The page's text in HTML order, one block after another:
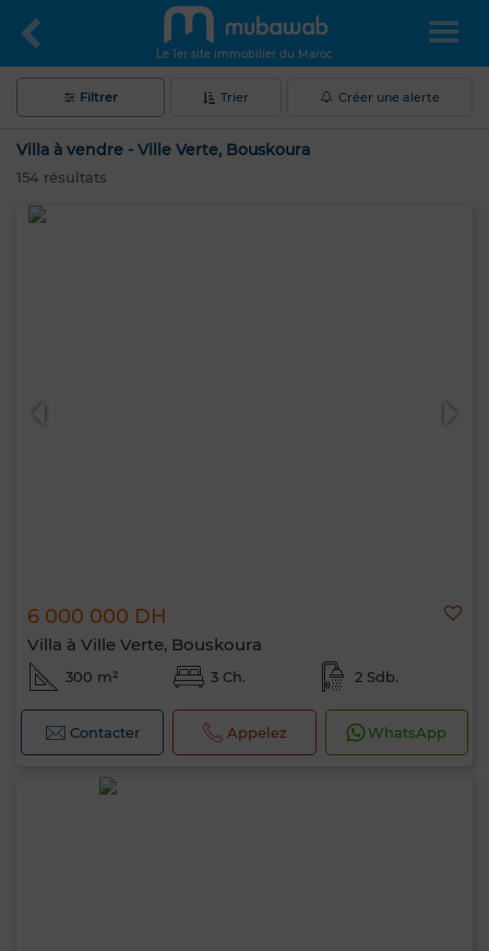
Le 1er site immobilier du Maroc
Filtrer Trier Créer une alerte
Villa à vendre - Ville Verte, Bouskoura
154 résultats
6 000 000 DH
Villa à Ville Verte, Bouskoura
300 m² 3 Ch. 2 Sdb.
Contacter Appelez WhatsApp